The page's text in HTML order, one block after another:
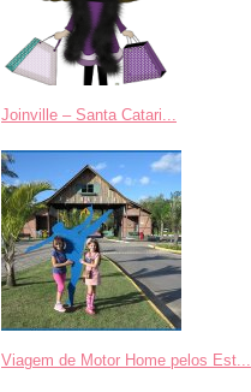
Joinville – Santa Catari...
Viagem de Motor Home pelos Est...